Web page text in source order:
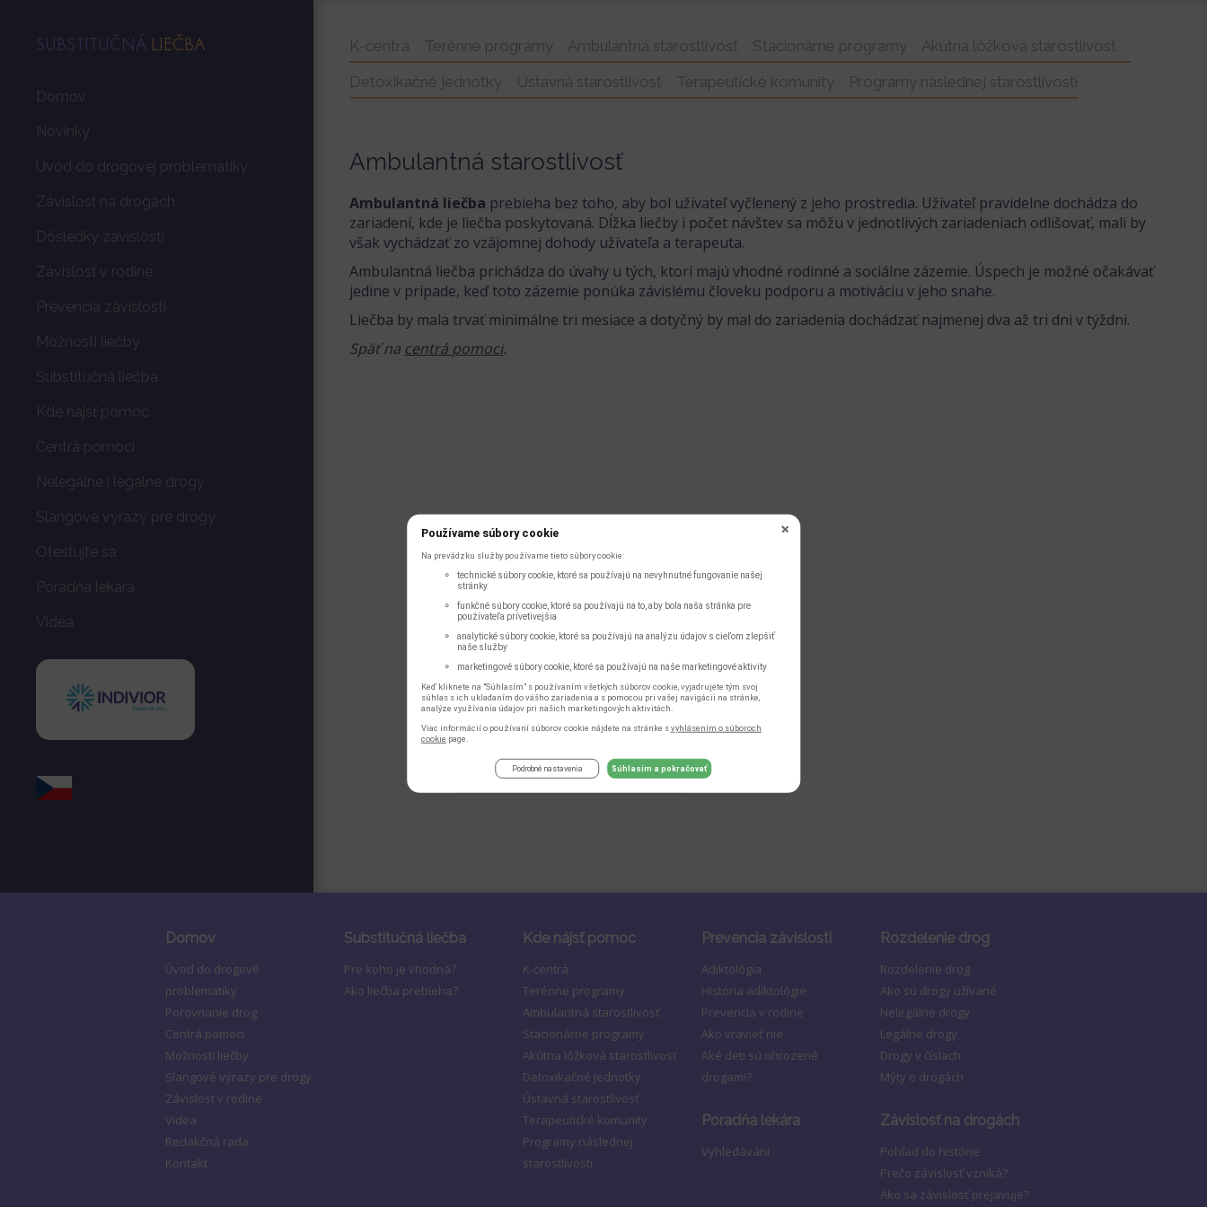
SUBSTITUČNÁ LIEČBA
Domov
Novinky
Úvod do drogovej problematiky
Závislosť na drogách
Dôsledky závislosti
Závislosť v rodine
Prevencia závislosti
Možnosti liečby
Substitučná liečba
Kde nájsť pomoc
Centrá pomoci
Nelegálne i legálne drogy
Slangové výrazy pre drogy
Otestujte sa
Poradňa lekára
Videa
K-centrá Terénne programy Ambulantná starostlivosť Stacionárne programy
Akútna lôžková starostlivosť
Detoxikačné jednotky
Ústavná starostlivosť Terapeutické komunity Programy následnej starostlivosti
Ambulantná starostlivosť
Ambulantná liečba prebieha bez toho, aby bol užívateľ vyčlenený z jeho prostredia. Užívateľ pravidelne dochádza do
zariadení, kde je liečba poskytovaná. Dĺžka liečby i počet návštev sa môžu v jednotlivých zariadeniach odlišovať, mali by
však vychádzať zo vzájomnej dohody užívateľa a terapeuta.
Ambulantná liečba prichádza do úvahy u tých, ktorí majú vhodné rodinné a sociálne zázemie. Úspech je možné očakávať
jedine v prípade, keď toto zázemie ponúka závislému človeku podporu a motiváciu v jeho snahe.
Liečba by mala trvať minimálne tri mesiace a dotyčný by mal do zariadenia dochádzať najmenej dva až tri dni v týždni.
Späť na centrá pomoci.
Domov
Úvod do drogové
problematiky
Porovnanie drog
Centrá pomoci
Možnosti liečby
Slangové výrazy pre drogy
Závislost v rodine
Videa
Redakčná rada
Kontakt
Substitučná liečba
Pre koho je vhodná?
Ako liečba prebieha?
Kde nájsť pomoc
K-centrá
Terénne programy
Ambulantná starostlivosť
Stacionárne programy
Akútna lôžková starostlivosť
Detoxikačné jednotky
Ústavná starostlivosť
Terapeutické komunity
Programy následnej
starostlivosti
Prevencia závislosti
Adiktológia
História adiktológie
Prevencia v rodine
Ako vravieť nie
Aké deti sú ohrozené
drogami?
Rozdelenie drog
Rozdelenie drog
Ako sú drogy užívané
Nelegálne drogy
Legálne drogy
Drogy v číslach
Mýty o drogách
Poradňa lekára
Vyhledávání
Závislosť na drogách
Pohľad do histórie
Prečo závislosť vzniká?
Ako sa závislosť prejavuje?
Používame súbory cookie
Na prevádzku služby používame tieto súbory cookie:
technické súbory cookie, ktoré sa používajú na nevyhnutné fungovanie našej
stránky
funkčné súbory cookie, ktoré sa používajú na to, aby bola naša stránka pre
používateľa prívetivejšia
analytické súbory cookie, ktoré sa používajú na analýzu údajov s cieľom zlepšiť
naše služby
marketingové súbory cookie, ktoré sa používajú na naše marketingové aktivity
Keď kliknete na "Súhlasím" s používaním všetkých súborov cookie, vyjadrujete tým svoj
súhlas s ich ukladaním do vášho zariadenia a s pomocou pri vašej navigácii na stránke,
analýze využívania údajov pri našich marketingových aktivitách.
Viac informácií o používaní súborov cookie nájdete na stránke svyhlásením o súboroch
cookie page.
Podrobné nastavenia Súhlasím a pokračovať